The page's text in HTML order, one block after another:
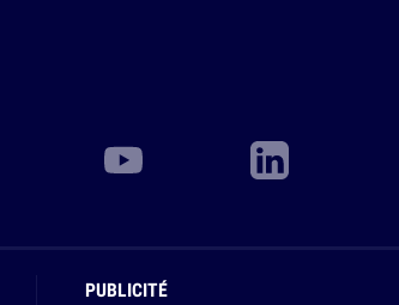
PUBLICITÉ